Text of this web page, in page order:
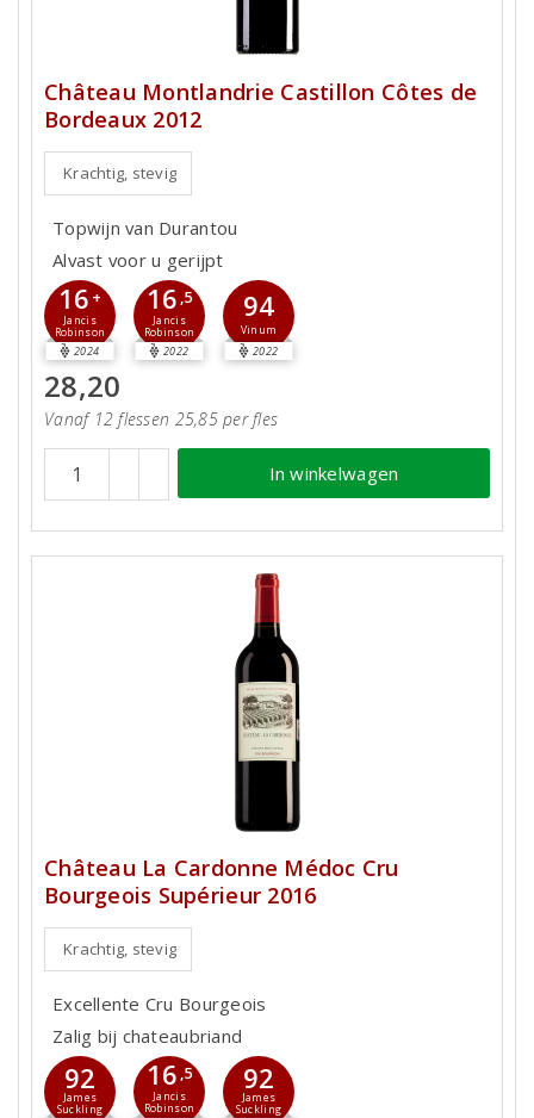
Château Montlandrie Castillon Côtes de
Bordeaux 2012
Krachtig, stevig
Topwijn van Durantou
Alvast voor u gerijpt
16 +
Jancis
Robinson
2024
16 ,5
Jancis
Robinson
2022
94
Vinum
2022
28,20
Vanaf 12 flessen 25,85 per fles
In winkelwagen
Château La Cardonne Médoc Cru
Bourgeois Supérieur 2016
Krachtig, stevig
Excellente Cru Bourgeois
Zalig bij chateaubriand
92
James
Suckling
16 ,5
Jancis
Robinson
92
James
Suckling